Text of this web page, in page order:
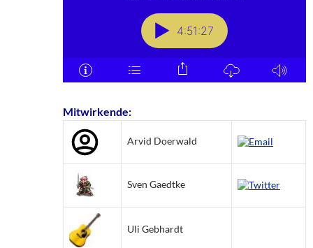
Mitwirkende:
Arvid Doerwald
Sven Gaedtke
Uli Gebhardt